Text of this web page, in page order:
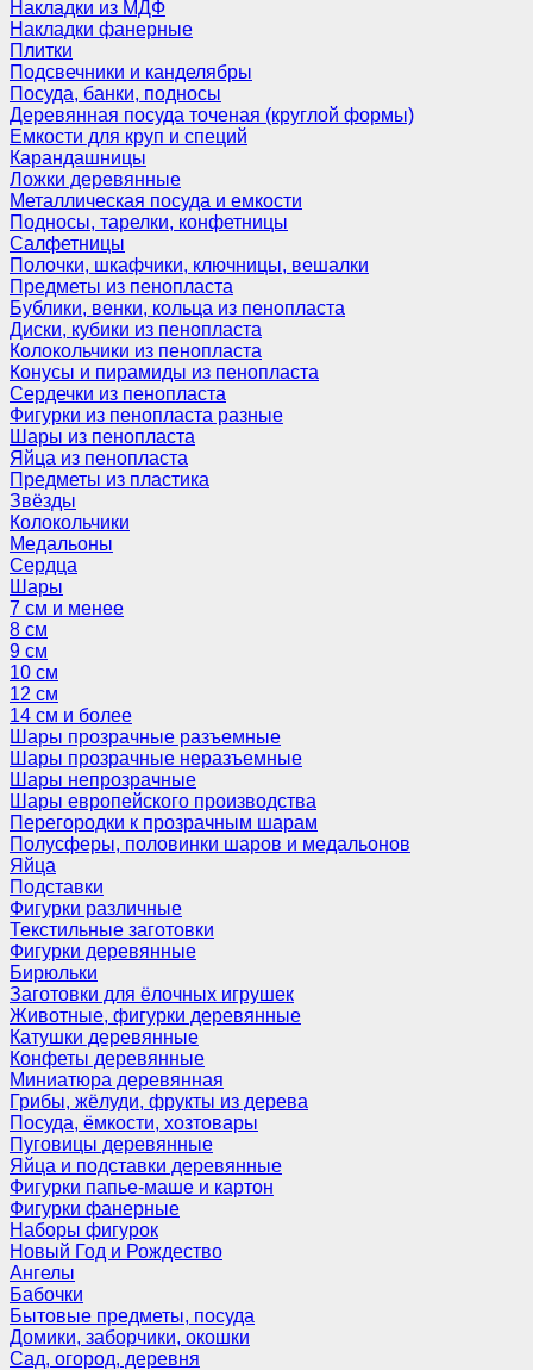
Накладки из МДФ
Накладки фанерные
Плитки
Подсвечники и канделябры
Посуда, банки, подносы
Деревянная посуда точеная (круглой формы)
Емкости для круп и специй
Карандашницы
Ложки деревянные
Металлическая посуда и емкости
Подносы, тарелки, конфетницы
Салфетницы
Полочки, шкафчики, ключницы, вешалки
Предметы из пенопласта
Бублики, венки, кольца из пенопласта
Диски, кубики из пенопласта
Колокольчики из пенопласта
Конусы и пирамиды из пенопласта
Сердечки из пенопласта
Фигурки из пенопласта разные
Шары из пенопласта
Яйца из пенопласта
Предметы из пластика
Звёзды
Колокольчики
Медальоны
Сердца
Шары
7 см и менее
8 см
9 см
10 см
12 см
14 см и более
Шары прозрачные разъемные
Шары прозрачные неразъемные
Шары непрозрачные
Шары европейского производства
Перегородки к прозрачным шарам
Полусферы, половинки шаров и медальонов
Яйца
Подставки
Фигурки различные
Текстильные заготовки
Фигурки деревянные
Бирюльки
Заготовки для ёлочных игрушек
Животные, фигурки деревянные
Катушки деревянные
Конфеты деревянные
Миниатюра деревянная
Грибы, жёлуди, фрукты из дерева
Посуда, ёмкости, хозтовары
Пуговицы деревянные
Яйца и подставки деревянные
Фигурки папье-маше и картон
Фигурки фанерные
Наборы фигурок
Новый Год и Рождество
Ангелы
Бабочки
Бытовые предметы, посуда
Домики, заборчики, окошки
Сад, огород, деревня